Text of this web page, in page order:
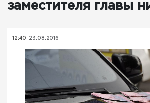
заместителя главы
12:40 23.08.2016